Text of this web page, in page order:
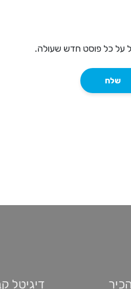
על כל פוסט חדש שעולה.
שלח
דיגיטל